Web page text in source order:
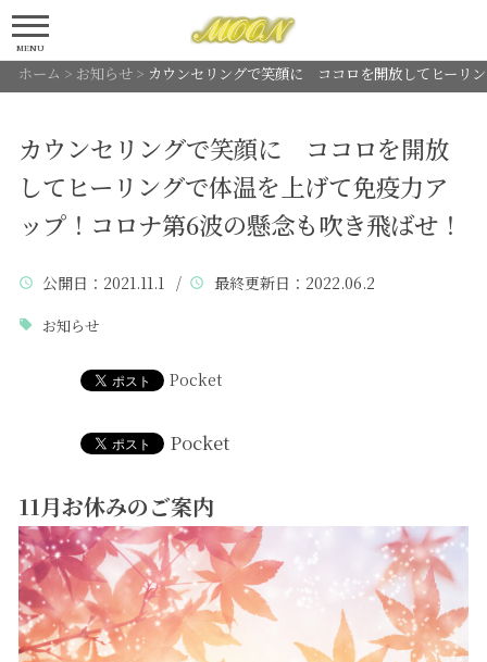
MENU
ホーム > お知らせ> カウンセリングで笑顔に ココロを開放してヒーリ
カウンセリングで笑顔に ココロを開放
してヒーリングで体温を上げて免疫力ア
ップ！コロナ第6波の懸念も吹き飛ばせ！
公開日 ：2021.11.1 / 最終更新日 ：2022.06.2
お知らせ
Pocket
Pocket
11月お休みのご案内